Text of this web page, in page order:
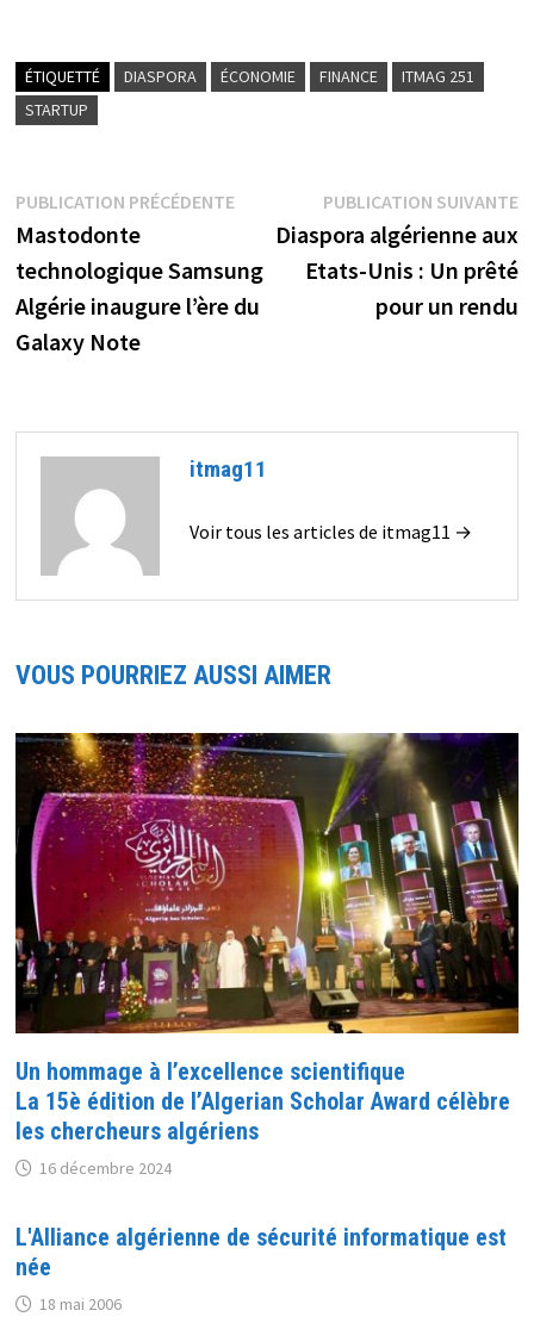
ÉTIQUETTÉ DIASPORA ÉCONOMIE FINANCE
ITMAG 251
STARTUP
Navigation
de
l’article
PUBLICATION PRÉCÉDENTEPublication
précédente :
Mastodonte
technologique Samsung
Algérie inaugure l’ère du
Galaxy Note
PUBLICATION SUIVANTE
Diaspora algérienne aux
Etats-Unis : Un prêté
pour un rendu
itmag11
Voir tous les articles de itmag11 →
VOUS POURRIEZ AUSSI AIMER
Un hommage à l’excellence scientifique
La 15è édition de l’Algerian Scholar Award célèbre
les chercheurs algériens
16 décembre 2024
L'Alliance algérienne de sécurité informatique est
née
18 mai 2006